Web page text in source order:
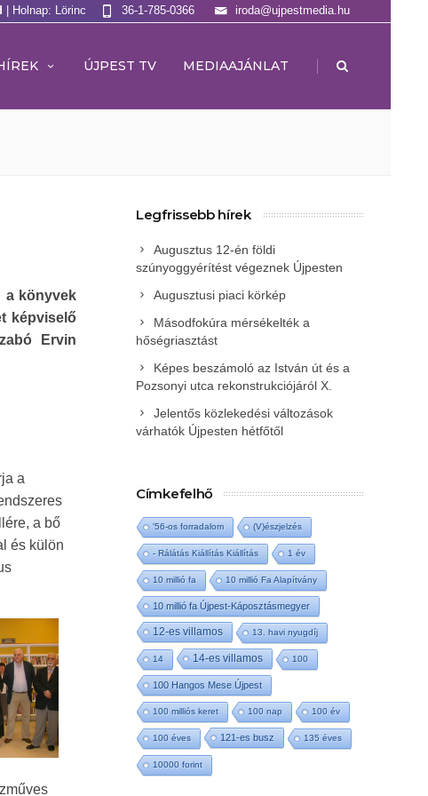
| Holnap: Lörinc iroda@ujpestmedia.hu
36-1-785-0366
ÚJPEST TV MEDIAAJÁNLAT |
a könyvek
képviselő
Ervin
a
a bő
és külön
Legfrissebb hírek
Augusztus 12-én földi
szúnyoggyérítést végeznek Újpesten
Augusztusi piaci körkép
Másodfokúra mérsékelték a
hőségriasztást
Képes beszámoló az István út és a
Pozsonyi utca rekonstrukciójáról X.
Jelentős közlekedési változások
várhatók Újpesten hétfőtől
Címkefelhő
'56-os forradalom (V)észjelzés
- Rálátás Kiállítás Kiállítás 1 év
10 millió fa 10 millió Fa Alapítvány
10 millió fa Újpest-Káposztásmegyer
12-es villamos 13. havi nyugdíj
14 14-es villamos 100
100 Hangos Mese Újpest
100 milliós keret 100 nap 100 év
100 éves 121-es busz 135 éves
10000 forint